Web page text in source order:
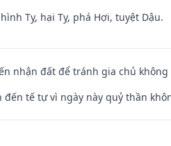
Tỵ, hại Tỵ, phá Hợi, tuyệt Dậu.
nhận đất để tránh gia chủ
tế tự vì ngày này quỷ thần